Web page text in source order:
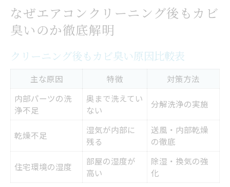
エアコンクリーニング後も臭いが消えない
時の共通点
エアコンクリーニングで消えない臭いの原因を
臭いの種類別・原因早見表
送風運転でも消えないカビ臭の正体
フィルター掃除だけでは取れない臭いの理
カビ臭・すっぱい臭いの発生源を徹底分析
エアコンクリーニング後の臭い原因を自分
なぜエアコンクリーニング後もカビ
臭いのか徹底解明
クリーニング後もカビ臭い原因比較表
主な原因 特徴
対策方法
内部パーツの洗
浄不足
奥まで洗えてい
ない
分解洗浄の実施
乾燥不足
湿気が内部に
残る
送風・内部乾燥
の徹底
住宅環境の湿度
部屋の湿度が
高い
除湿・換気の強
化